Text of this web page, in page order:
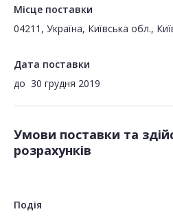
Місце поставки
04211, Україна, Київська обл.,
Дата поставки
до 30 грудня 2019
Умови поставки та
розрахунків
Подія